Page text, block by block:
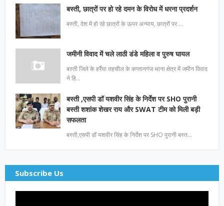
बस्ती, छात्रों पर हो रहे दमन के विरोध में धरना प्रदर्शन
बस्ती, देश में हो रहे छात्रों के ऊपर अन्याय, छात्रों पर …
जमीनी विवाद में चले लाठी डंडे महिला व पुरुष घायल
बस्ती जिले के हर्रैया तहसील के कप्तानगंज थाना क्षेत्र में जमीन विवाद
ने हि…
बस्ती ,एसपी डॉ यशवीर सिंह के निर्देश पर SHO पुरानी
बस्ती शशांक शेखर राय और SWAT टीम को मिली बड़ी
सफलता
बस्ती,एसपी डॉ यशवीर सिंह के निर्देश पर SHO पुरानी बस्त…
Subscribe Us